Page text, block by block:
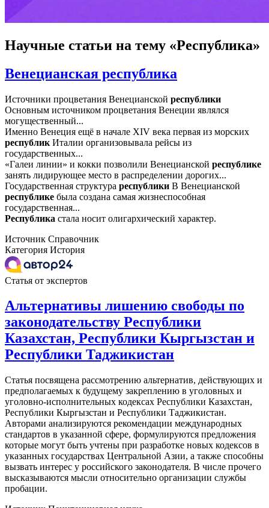
Научные статьи на тему «Республика»
Венецианская республика
Источники процветания Венецианской республики
Основным источником процветания Венеции являлся
могущественный...
Именно Венеция ещё в начале XIV века первая из морских
республик Италии организовывала рейсы из
государственных...
«Галеи линии» и кокки позволили Венецианской республике
занять лидирующее место в распределении дорогих...
Государственная структура республики В Венецианской
республике была создана самая жизнеспособная
государственная...
Республика стала носит олигархический характер.
Источник Справочник
Категория История
Статья от экспертов
Альтернативы лишению свободы по
законодательству Республики
Казахстан, Республики Кыргызстан и
Республики Таджикистан
Статья посвящена рассмотрению альтернатив, действующих и
предполагаемых к будущему закреплению в уголовных и
уголовно-исполнительных кодексах Республики Казахстан,
Республики Кыргызстан и Республики Таджикистан.
Авторами анализируются рекомендации международных
стандартов в указанной сфере, формулируются предложения
которые могут быть учтены при разработке новых кодексов в
указанных государствах Центральной Азии, а также способны
вызвать интерес у российского законодателя. В числе прочего
высказываются мысли относительно организации службы
пробации.